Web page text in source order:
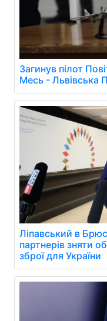
Загинув пілот
Месь - Львівська
Ліпавський в
партнерів зняти
зброї для України